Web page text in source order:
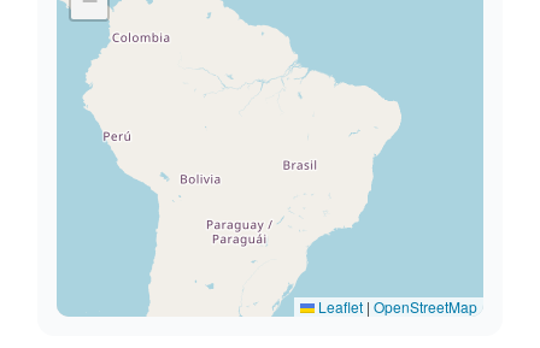
Leaflet | OpenStreetMap